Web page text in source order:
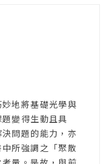
地將基礎光學與
變得生動且具
問題的能力，亦
所強調之「聚散